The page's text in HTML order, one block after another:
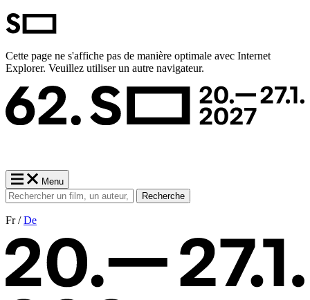
Cette page ne s'affiche pas de manière optimale avec Internet
Explorer. Veuillez utiliser un autre navigateur.
Menu
Recherche
Fr /De